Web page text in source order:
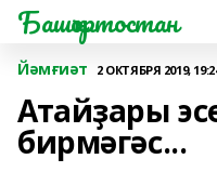
Башҡортостан
Йәмғиәт 2 ОКТЯБРЯ 2019,
Атайҙары
бирмәгәс...